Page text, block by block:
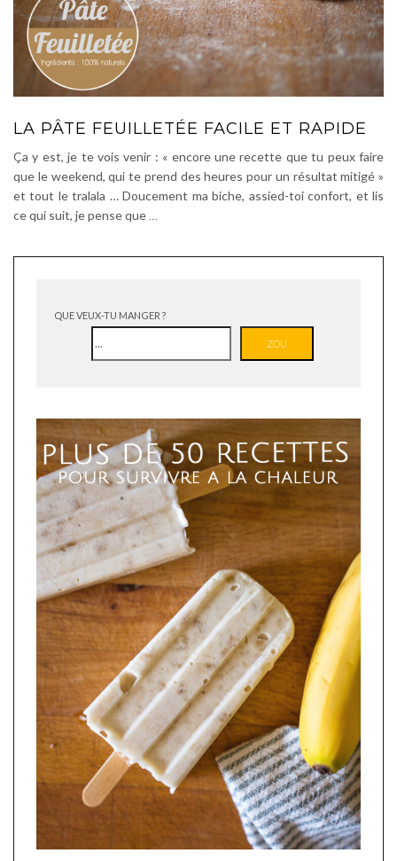
LA PÂTE FEUILLETÉE FACILE ET RAPIDE
Ça y est, je te vois venir : « encore une recette que tu peux faire
que le weekend, qui te prend des heures pour un résultat mitigé »
et tout le tralala … Doucement ma biche, assied-toi confort, et lis
ce qui suit, je pense que …
QUE VEUX-TU MANGER ?
ZOU